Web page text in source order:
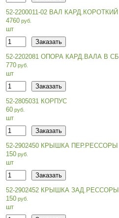
52-2200011-02 ВАЛ КАРД.КОРОТКИЙ
4760
шт
52-2202081 ОПОРА КАРД.ВАЛА В СБ
770
шт
52-2805031 КОРПУС
60
шт
52-2902450 КРЫШКА ПЕР.РЕССОРЫ
150
шт
52-2902452 КРЫШКА ЗАД.РЕССОРЫ
150
шт